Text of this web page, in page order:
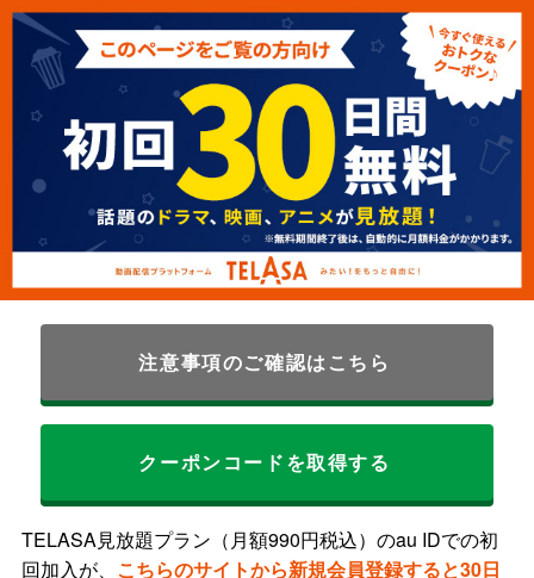
注意事項のご確認はこちら
クーポンコードを取得する
TELASA見放題プラン（月額990円税込）のau IDでの初
回加入が、 こちらのサイトから新規会員登録すると30日